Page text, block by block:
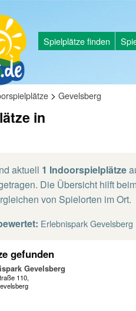
Spielplätze finden
> Gevelsberg
in
aktuell 1 Indoorspielplätze
Die Übersicht hilft
von Spielorten im Ort.
Erlebnispark Gevelsberg
gefunden
Gevelsberg
110,